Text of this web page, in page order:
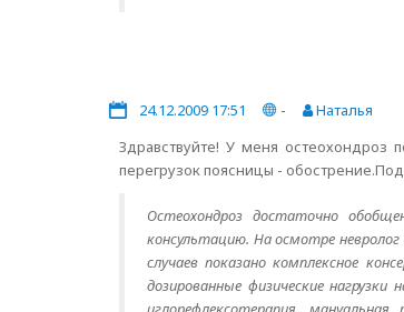
24.12.2009 17:51 -
Наталья
Здравствуйте! У меня остеохондроз
перегрузок поясницы -
Остеохондроз достаточно
консультацию. На осмотре
случаев показано комплексное
дозированные физические